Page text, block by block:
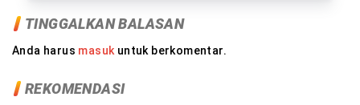
TINGGALKAN BALASAN
Anda harus masuk untuk berkomentar.
REKOMENDASI